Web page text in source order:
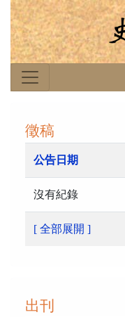
徵稿
公告日期
沒有紀錄
[ 全部展開 ]
出刊